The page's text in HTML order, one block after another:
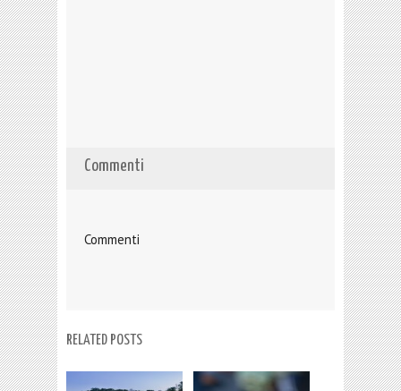
Commenti
Commenti
RELATED POSTS